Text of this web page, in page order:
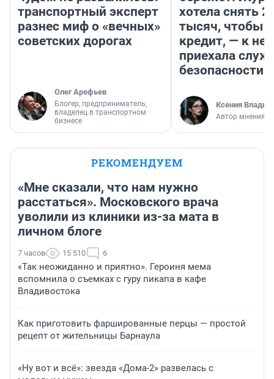
транспортный эксперт
разнес миф о «вечных»
советских дорогах
Олег Арефьев
Блогер, предприниматель,
владелец в транспортном
бизнесе
хотела снять
тысяч, чтобы
кредит, — к
приехала
безопасности
Ксения
Автор мнения
РЕКОМЕНДУЕМ
«Мне сказали, что нам нужно
расстаться». Московского врача
уволили из клиники из-за мата в
личном блоге
7 часов 15 510 6
«Так неожиданно и приятно». Героиня мема
вспомнила о съемках с гуру пикапа в кафе
Владивостока
Как приготовить фаршированные перцы — простой
рецепт от жительницы Барнаула
«Ну вот и всё»: звезда «Дома-2» развелась с